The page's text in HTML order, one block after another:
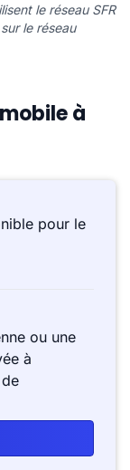
le réseau SFR
le réseau
à
pour le
ou une
à